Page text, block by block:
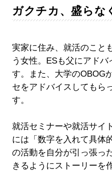
ガクチカ、盛らな
実家に住み、就活のこと
う女性。ESも父にアド
す。また、大学のOBOG
セをアドバイスしてもら
す。
就活セミナーや就活サイ
には「数字を入れて具体
の活動を自分が引っ張っ
きるようにストーリーを